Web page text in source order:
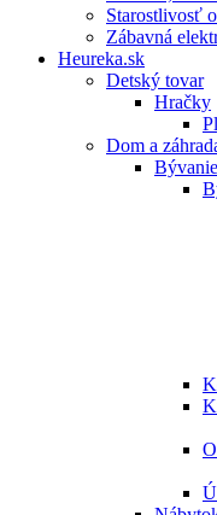
Starostlivosť
Zábavná
Heureka.sk
Detský tovar
Hračky
Dom a